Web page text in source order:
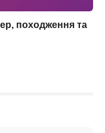
походження та